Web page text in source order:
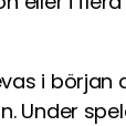
i början
Under